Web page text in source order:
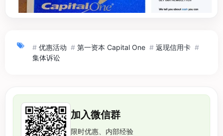
# 优惠活动 # 第一资本 Capital One # 返现信用卡 #
集体诉讼
加入微信群
限时优惠、内部经验